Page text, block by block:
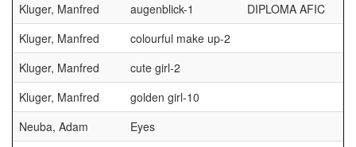
Kluger, Manfred
augenblick-1
DIPLOMA AFIC
Kluger, Manfred
colourful make up-2
Kluger, Manfred
cute girl-2
Kluger, Manfred
golden girl-10
Neuba, Adam
Eyes